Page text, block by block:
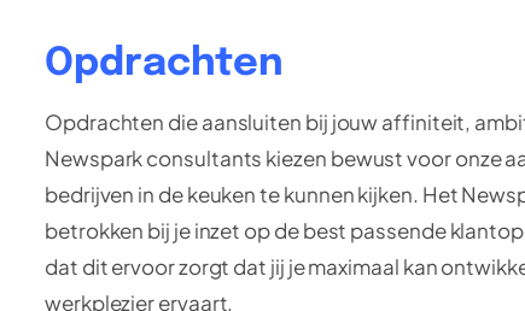
Opdrachten
Opdrachten die aansluiten bij jouw affiniteit,
Newspark consultants kiezen bewust voor onze
bedrijven in de keuken te kunnen kijken. Het
betrokken bij je inzet op de best passende
dat dit ervoor zorgt dat jij je maximaal kan
werkplezier ervaart.